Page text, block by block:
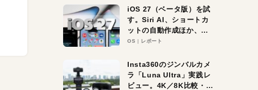
iOS 27（ベータ版）を試
す。Siri AI、ショートカ
ットの自動作成ほか、期
待大の便利機能5選。
る未来はすぐそこ！
OS レポート
Insta360のジンバルカメ
ラ「Luna Ultra」実践レ
ビュー。4K／8K比較・ズ